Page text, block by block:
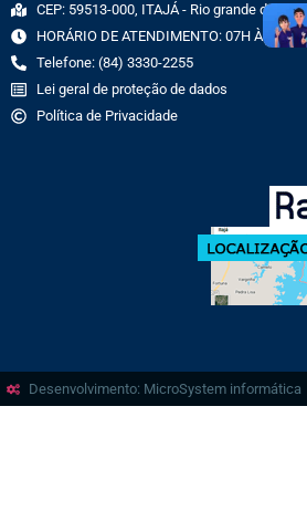
CEP: 59513-000, ITAJÁ - Rio grande do Norte
HORÁRIO DE ATENDIMENTO: 07H ÀS 13H
Telefone: (84) 3330-2255
Lei geral de proteção de dados
Política de Privacidade
Desenvolvimento: MicroSystem informática